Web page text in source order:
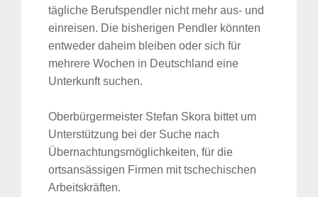
tägliche Berufspendler nicht mehr aus- und
einreisen. Die bisherigen Pendler könnten
entweder daheim bleiben oder sich für
mehrere Wochen in Deutschland eine
Unterkunft suchen.
Oberbürgermeister Stefan Skora bittet um
Unterstützung bei der Suche nach
Übernachtungsmöglichkeiten, für die
ortsansässigen Firmen mit tschechischen
Arbeitskräften.